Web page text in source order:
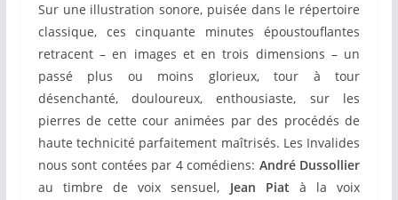
Sur une illustration sonore, puisée dans le répertoire
classique, ces cinquante minutes époustouflantes
retracent – en images et en trois dimensions – un
passé plus ou moins glorieux, tour à tour
désenchanté, douloureux, enthousiaste, sur les
pierres de cette cour animées par des procédés de
haute technicité parfaitement maîtrisés. Les Invalides
nous sont contées par 4 comédiens: André Dussollier
au timbre de voix sensuel, Jean Piat à la voix